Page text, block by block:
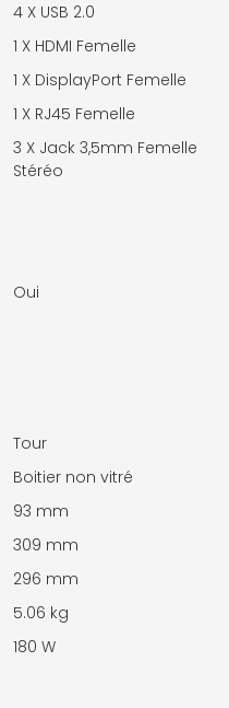
4 X USB 2.0
1 X HDMI Femelle
1 X DisplayPort Femelle
1 X RJ45 Femelle
3 X Jack 3,5mm Femelle
Stéréo
Oui
Tour
Boitier non vitré
93 mm
309 mm
296 mm
5.06 kg
180 W